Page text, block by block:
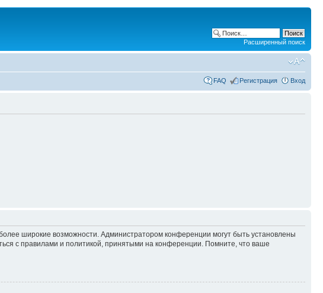
Расширенный поиск
FAQ Регистрация Вход
широкие возможности. Администратором конференции могут быть установлены
с правилами и политикой, принятыми на конференции. Помните, что ваше